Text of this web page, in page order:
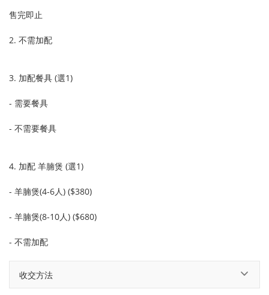
售完即止
2. 不需加配
3. 加配餐具 (選1)
- 需要餐具
- 不需要餐具
4. 加配 羊腩煲 (選1)
- 羊腩煲(4-6人) ($380)
- 羊腩煲(8-10人) ($680)
- 不需加配
收交方法